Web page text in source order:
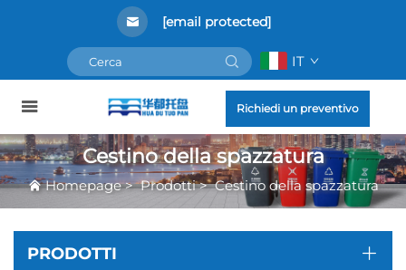
[email protected]
IT
Richiedi un preventivo
Cestino della spazzatura
Homepage>Prodotti>Cestino della spazzatura
PRODOTTI